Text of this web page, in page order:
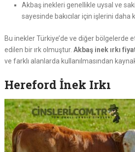
Akbaş inekleri genellikle uysal ve
sayesinde bakıcılar için işlerini daha
Bu inekler Türkiye’de ve diğer bölgelerde
edilen bir ırk olmuştur. Akbaş inek ırkı
ve farklı alanlarda kullanılmasından
Hereford İnek Irkı